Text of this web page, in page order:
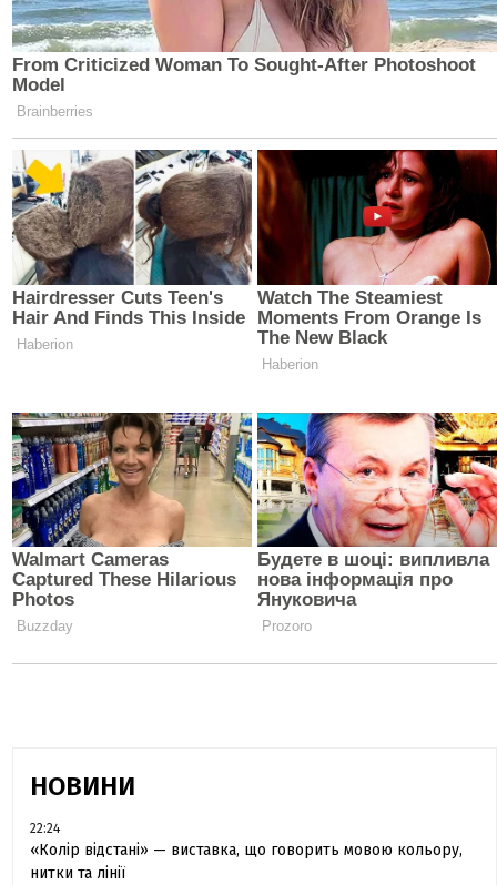
НОВИНИ
22:24
«Колір відстані» — виставка, що говорить мовою кольору,
нитки та лінії